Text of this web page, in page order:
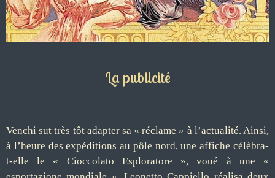
La publicité
Venchi sut très tôt adapter sa « réclame » à l’actualité. Ainsi,
à l’heure des expéditions au pôle nord, une affiche célèbra-
t-elle le « Cioccolato Esploratore », voué à une «